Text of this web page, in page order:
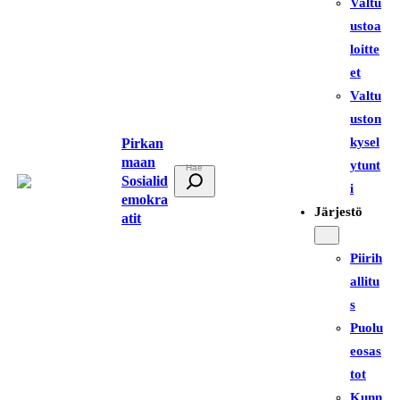
Pirkan
maan
Sosialid
emokra
atit
t
ustoa
loitte
et
Valtu
uston
kysel
ytunt
i
Järjestö
Piirih
allitu
s
Puolu
eosas
tot
Kunn